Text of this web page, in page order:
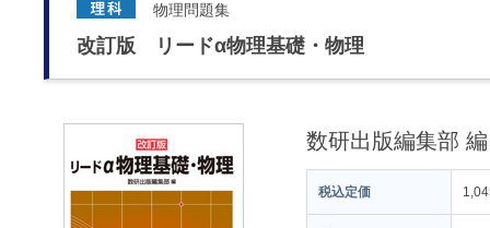
物理問題集
改訂版 リードα物理基礎・物理
数研出版編集部 編
税込定価